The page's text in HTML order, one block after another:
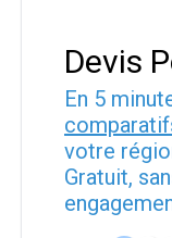
Devis
En 5
votre
Gratuit,